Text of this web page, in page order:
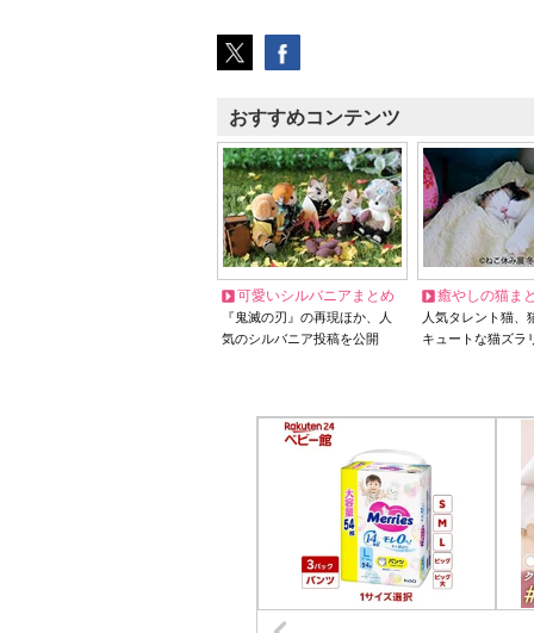
おすすめコンテンツ
可愛いシルバニアまとめ
『鬼滅の刃』の再現ほか、人
気のシルバニア投稿を公開
癒やしの猫ま
人気タレント猫
キュートな猫ズラ